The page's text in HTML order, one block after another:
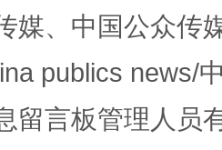
重塑工作
媒、中国公众传
publics news/
留言板管理人员